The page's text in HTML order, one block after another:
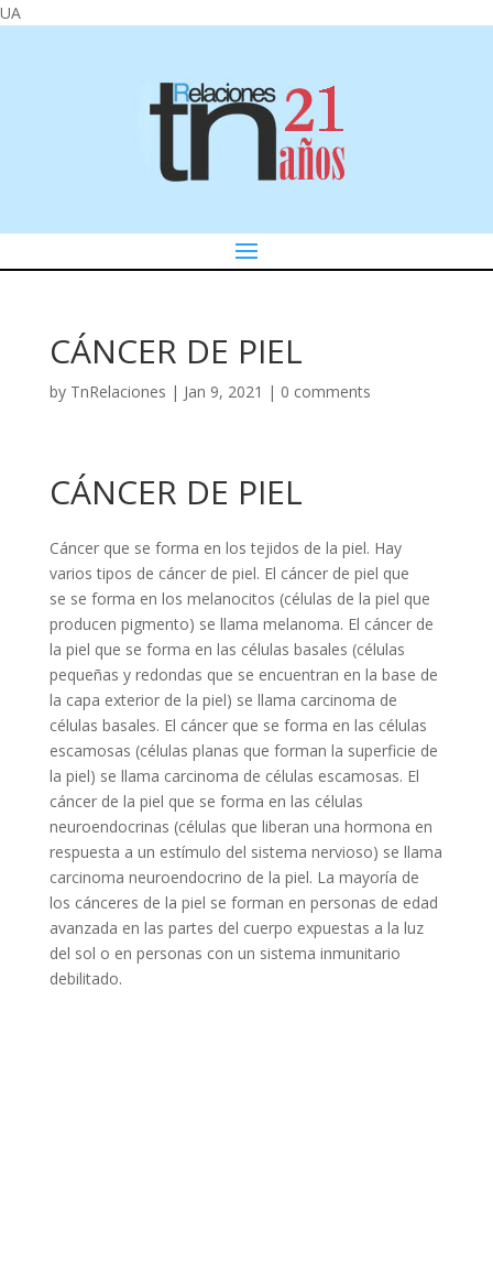
UA
CÁNCER DE PIEL
by TnRelaciones | Jan 9, 2021 | 0 comments
CÁNCER DE PIEL
Cáncer que se forma en los tejidos de la piel. Hay
varios tipos de cáncer de piel. El cáncer de piel que
se se forma en los melanocitos (células de la piel que
producen pigmento) se llama melanoma. El cáncer de
la piel que se forma en las células basales (células
pequeñas y redondas que se encuentran en la base de
la capa exterior de la piel) se llama carcinoma de
células basales. El cáncer que se forma en las células
escamosas (células planas que forman la superficie de
la piel) se llama carcinoma de células escamosas. El
cáncer de la piel que se forma en las células
neuroendocrinas (células que liberan una hormona en
respuesta a un estímulo del sistema nervioso) se llama
carcinoma neuroendocrino de la piel. La mayoría de
los cánceres de la piel se forman en personas de edad
avanzada en las partes del cuerpo expuestas a la luz
del sol o en personas con un sistema inmunitario
debilitado.